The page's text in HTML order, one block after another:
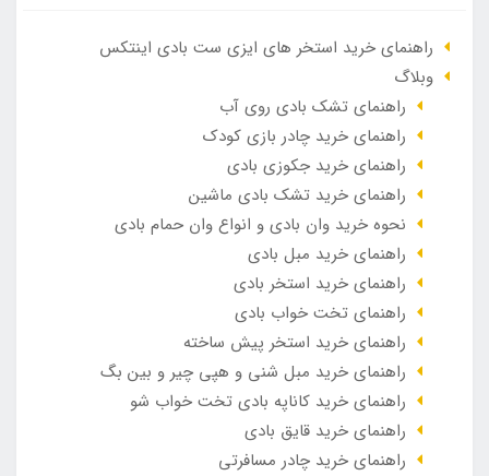
راهنمای خرید استخر های ایزی ست بادی اینتکس
وبلاگ
راهنمای تشک بادی روی آب
راهنمای خرید چادر بازی کودک
راهنمای خرید جکوزی بادی
راهنمای خرید تشک بادی ماشین
نحوه خرید وان بادی و انواع وان حمام بادی
راهنمای خرید مبل بادی
راهنمای خرید استخر بادی
راهنمای تخت خواب بادی
راهنمای خرید استخر پیش ساخته
راهنمای خرید مبل شنی و هپی چیر و بین بگ
راهنمای خرید کاناپه بادی تخت خواب شو
راهنمای خرید قایق بادی
راهنمای خرید چادر مسافرتی